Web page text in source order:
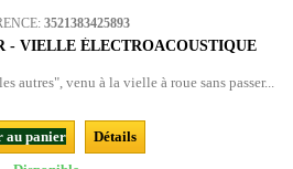
3521383425893
- VIELLE ÉLECTROACOUSTIQUE
autres", venu à la vielle à roue sans passer...
au panier
Détails